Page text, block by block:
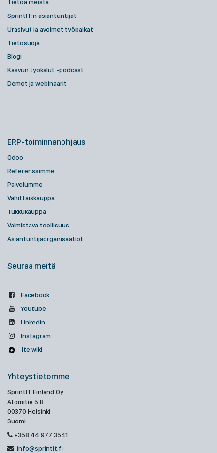
Tietoa meistä
SprintIT:n asiantuntijat
Urasivut ja avoimet työpaikat
Tietosuoja
Blogi
Kasvun työkalut -podcast
Demot ja webinaarit
ERP-toiminnanohjaus
Odoo
Referenssimme
Palvelumme
Vähittäiskauppa
Tukkukauppa
Valmistava teollisuus
Asiantuntijaorganisaatiot
Seuraa meitä
Facebook
Youtube
Linkedin
Instagram
Ite wiki
Yhteystietomme
SprintIT Finland Oy
Atomitie 5 B
00370 Helsinki
Suomi
+358 44 977 3541
info@sprintit.fi